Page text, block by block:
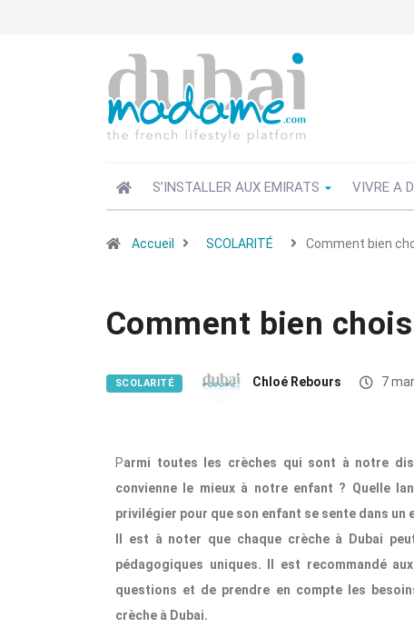
S’INSTALLER AUX EMIRATS VIVRE A
Accueil SCOLARITÉ Comment bien
Comment bien
SCOLARITÉ Chloé Rebours 7
Parmi toutes les crèches qui sont à notre
convienne le mieux à notre enfant ? Quelle
privilégier pour que son enfant se sente dans
Il est à noter que chaque crèche à Dubai
pédagogiques uniques. Il est recommandé
questions et de prendre en compte les
crèche à Dubai.